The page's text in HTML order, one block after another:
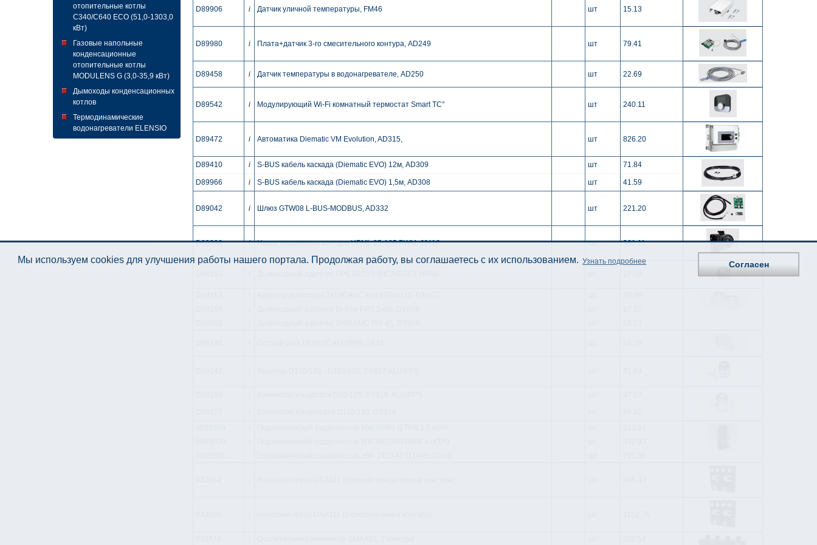
отопительные котлы
C340/C640 ECO (51,0-1303,0
кВт)
Газовые напольные
конденсационные
отопительные котлы
MODULENS G (3,0-35,9 кВт)
Дымоходы конденсационных
котлов
Термодинамические
водонагреватели ELENSIO
D89906 i Датчик уличной температуры, FM46 шт 15.13
D89980 i Плата+датчик 3-го смесительного контура, AD249 шт 79.41
D89458 i Датчик температуры в водонагревателе, AD250 шт 22.69
D89542 i Модулирующий Wi-Fi комнатный термостат Smart TC° шт 240.11
D89472 i Автоматика Diematic VM Evolution, AD315, шт 826.20
D89410 i S-BUS кабель каскада (Diematic EVO) 12м, AD309 шт 71.84
D89966 i S-BUS кабель каскада (Diematic EVO) 1,5м, AD308 шт 41.59
D89042 i Шлюз GTW08 L-BUS-MODBUS, AD332 шт 221.20
D89386 i Насос первичного контура UPML 25-105 PWM, JJ416 шт 361.11
Мы используем cookies для улучшения работы нашего портала. Продолжая работу, вы соглашаетесь с их использованием. Узнать подробнее Согласен